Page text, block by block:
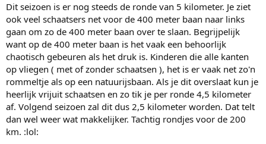
Dit seizoen is er nog steeds de ronde van 5 kilometer. Je ziet
ook veel schaatsers net voor de 400 meter baan naar links
gaan om zo de 400 meter baan over te slaan. Begrijpelijk
want op de 400 meter baan is het vaak een behoorlijk
chaotisch gebeuren als het druk is. Kinderen die alle kanten
op vliegen ( met of zonder schaatsen ), het is er vaak net zo'n
rommeltje als op een natuurijsbaan. Als je dit overslaat kun je
heerlijk vrijuit schaatsen en zo tik je per ronde 4,5 kilometer
af. Volgend seizoen zal dit dus 2,5 kilometer worden. Dat telt
dan wel weer wat makkelijker. Tachtig rondjes voor de 200
km. :lol: